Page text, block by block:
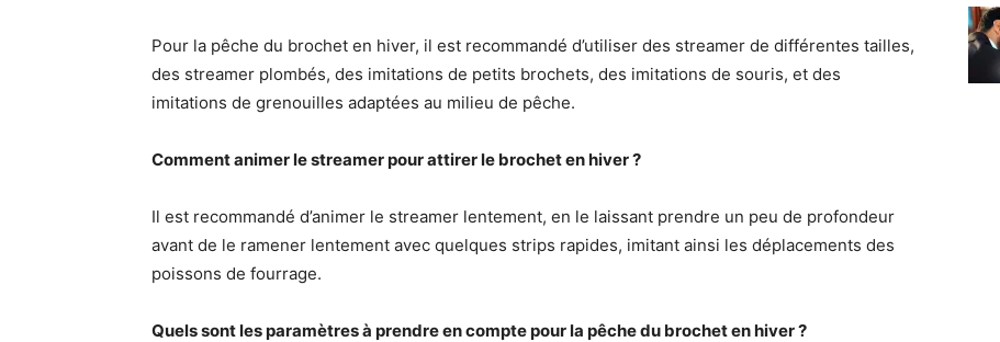
Pour la pêche du brochet en hiver, il est recommandé d’utiliser des streamer de différentes tailles,
des streamer plombés, des imitations de petits brochets, des imitations de souris, et des
imitations de grenouilles adaptées au milieu de pêche.
Comment animer le streamer pour attirer le brochet en hiver ?
Il est recommandé d’animer le streamer lentement, en le laissant prendre un peu de profondeur
avant de le ramener lentement avec quelques strips rapides, imitant ainsi les déplacements des
poissons de fourrage.
Quels sont les paramètres à prendre en compte pour la pêche du brochet en hiver ?